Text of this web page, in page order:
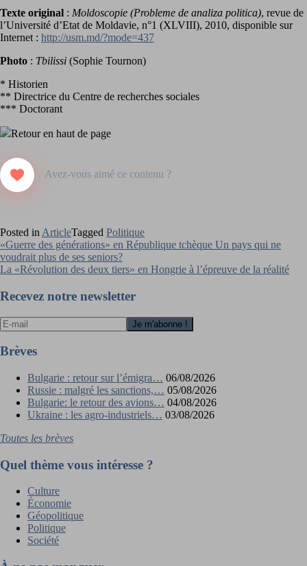
Texte original : Moldoscopie (Probleme de analiza politica), revue de
l’Université d’Etat de Moldavie, n°1 (XLVIII), 2010, disponible sur
Internet : http://usm.md/?mode=437
Photo : Tbilissi (Sophie Tournon)
* Historien
** Directrice du Centre de recherches sociales
*** Doctorant
Retour en haut de page
Posted in ArticleTagged Politique
Navigation
de
«Guerre des générations» en République tchèque Un pays qui ne
voudrait plus de ses seniors?
La «Révolution des deux tiers» en Hongrie à l’épreuve de la réalité
Recevez notre newsletter
Brèves
Bulgarie : retour sur l’émigra… 06/08/2026
Russie : malgré les sanctions,… 05/08/2026
Bulgarie: le retour des avions… 04/08/2026
Ukraine : les agro-industriels… 03/08/2026
Toutes les brèves
Quel thème vous intéresse ?
Culture
Économie
Géopolitique
Politique
Société